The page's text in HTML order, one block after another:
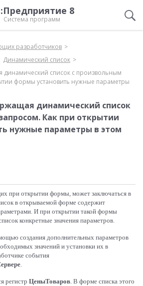
8
Система программ
разработчиков
Динамический список
динамический список с произвольным
формы установить нужные параметры
динамический список
Как при открытии
нужные параметры в этом
при открытии формы, может заключаться в
в открываемой форме содержит
И при открытии такой формы
конкретные значения параметров.
создания дополнительных параметров
значений и установки их в
события
.
регистр ЦеныТоваров. В форме списка этого